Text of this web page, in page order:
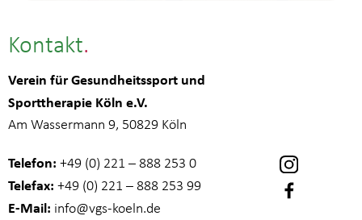
Kontakt
Verein für Gesundheitssport und
Sporttherapie Köln e.V.
Am Wassermann 9, 50829 Köln
Telefon: +49 (0) 221 – 888 253 0
Telefax: +49 (0) 221 – 888 253 99
E-Mail: info@vgs-koeln.de